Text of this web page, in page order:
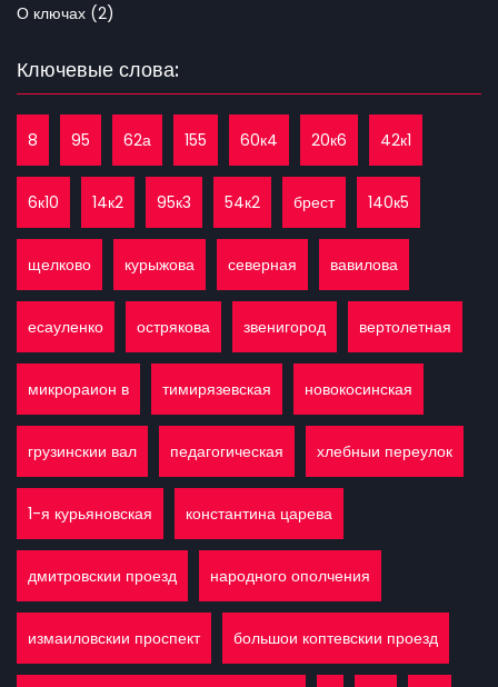
О ключах (2)
Ключевые слова:
8 95 62а 155 60к4 20к6 42к1
6к10 14к2 95к3 54к2 брест 140к5
щелково курыжова северная вавилова
есауленко острякова звенигород вертолетная
микрораион в тимирязевская новокосинская
грузинскии вал педагогическая хлебныи переулок
1-я курьяновская константина царева
дмитровскии проезд народного ополчения
измаиловскии проспект большои коптевскии проезд